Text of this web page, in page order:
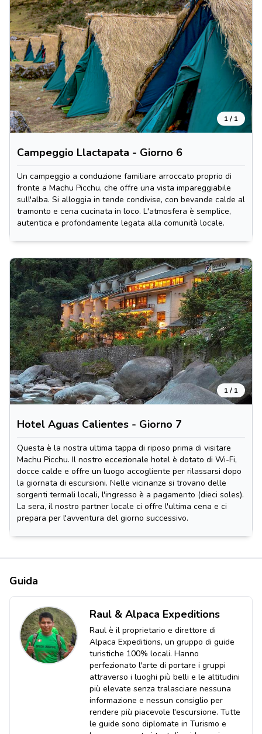
1 / 1
Campeggio Llactapata - Giorno 6
Un campeggio a conduzione familiare arroccato proprio di
fronte a Machu Picchu, che offre una vista impareggiabile
sull'alba. Si alloggia in tende condivise, con bevande calde al
tramonto e cena cucinata in loco. L'atmosfera è semplice,
autentica e profondamente legata alla comunità locale.
1 / 1
Hotel Aguas Calientes - Giorno 7
Questa è la nostra ultima tappa di riposo prima di visitare
Machu Picchu. Il nostro eccezionale hotel è dotato di Wi-Fi,
docce calde e offre un luogo accogliente per rilassarsi dopo
la giornata di escursioni. Nelle vicinanze si trovano delle
sorgenti termali locali, l'ingresso è a pagamento (dieci soles).
La sera, il nostro partner locale ci offre l'ultima cena e ci
prepara per l'avventura del giorno successivo.
Guida
Raul & Alpaca Expeditions
Raul è il proprietario e direttore di
Alpaca Expeditions, un gruppo di guide
turistiche 100% locali. Hanno
perfezionato l'arte di portare i gruppi
attraverso i luoghi più belli e le altitudini
più elevate senza tralasciare nessuna
informazione e nessun consiglio per
rendere più piacevole l'escursione. Tutte
le guide sono diplomate in Turismo e